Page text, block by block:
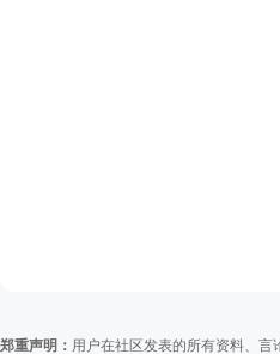
郑重声明： 用户在社区发表的所有资料、